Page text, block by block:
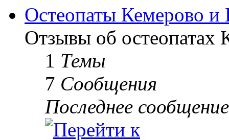
Остеопаты Кемерово и
Отзывы об остеопатах
1 Темы
7 Сообщения
Последнее сообщение